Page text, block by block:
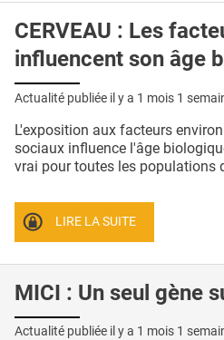
CERVEAU : Les
influencent son âge
Actualité publiée il y a 1 mois 1
L'exposition aux facteurs
sociaux influence l'âge
vrai pour toutes les populations
LIRE LA SUITE
MICI : Un seul gène
Actualité publiée il y a 1 mois 1